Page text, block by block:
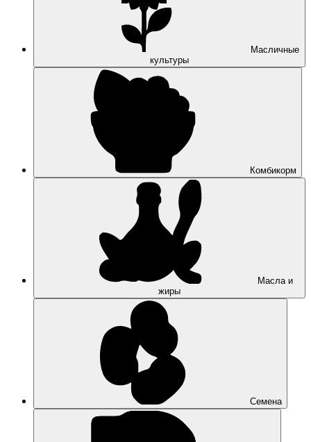
Масличные
культуры
Комбикорм
Масла и
жиры
Семена